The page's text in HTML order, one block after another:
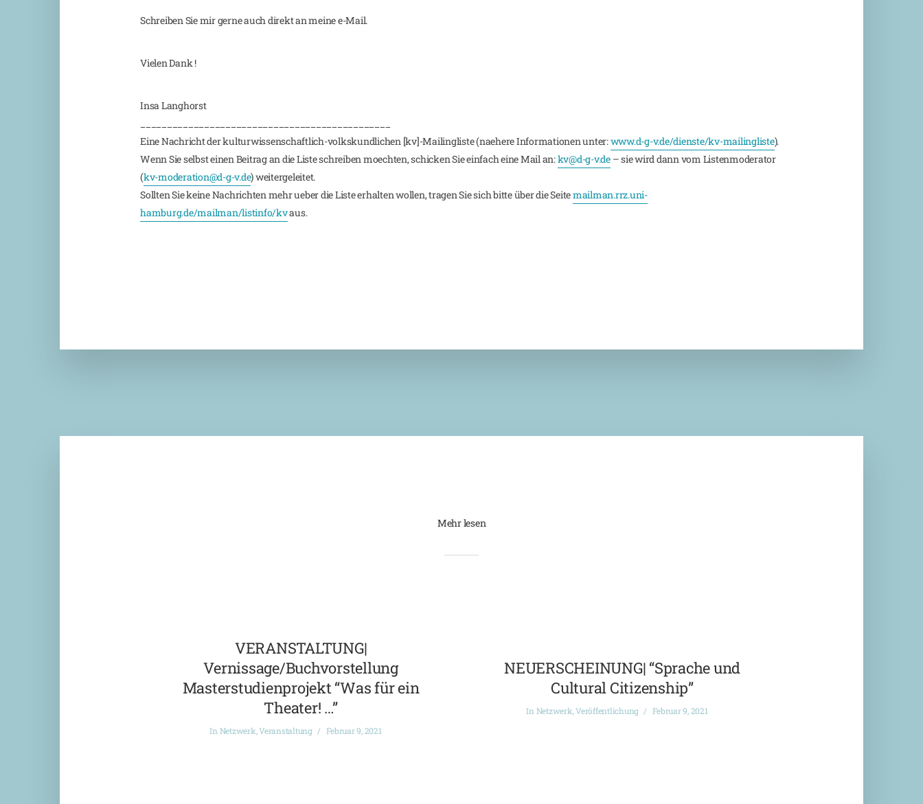
Schreiben Sie mir gerne auch direkt an meine e-Mail.
Vielen Dank !
Insa Langhorst
Eine Nachricht der kulturwissenschaftlich-volkskundlichen [kv]-Mailingliste (naehere Informationen unter:www.d-g-v.de/dienste/kv-mailingliste).
Wenn Sie selbst einen Beitrag an die Liste schreiben moechten, schicken Sie einfach eine Mail an:kv@d-g-v.de– sie wird dann vom Listenmoderator
(kv-moderation@d-g-v.de) weitergeleitet.
Sollten Sie keine Nachrichten mehr ueber die Liste erhalten wollen, tragen Sie sich bitte über die Seitemailman.rrz.uni-
hamburg.de/mailman/listinfo/kvaus.
Mehr lesen
VERANSTALTUNG|
Vernissage/Buchvorstellung
Masterstudienprojekt “Was für ein
Theater! …”
In Netzwerk,Veranstaltung Februar 9, 2021
NEUERSCHEINUNG| “Sprache und
Cultural Citizenship”
In Netzwerk,Veröffentlichung Februar 9, 2021